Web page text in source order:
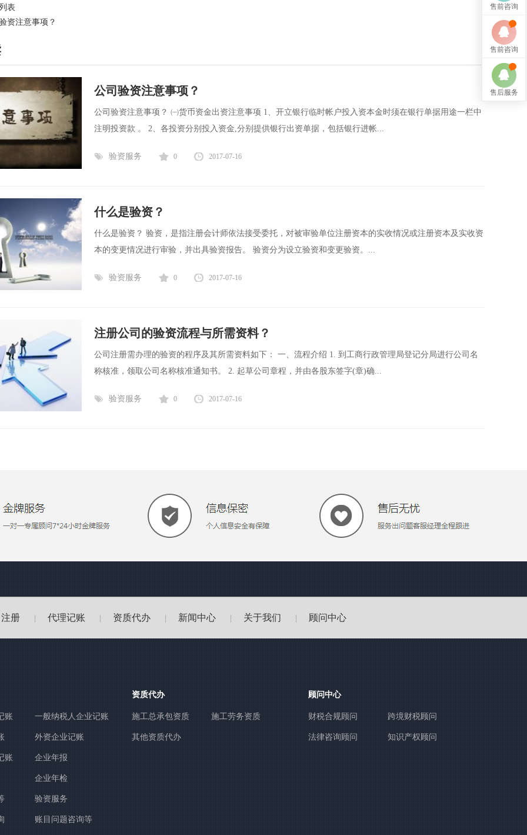
表
资注意事项？
公司验资注意事项？
公司验资注意事项？ ㈠货币资金出资注意事项 1、开立银行临时帐户投入资本金时须在银行单据用途一栏中
注明投资款 。 2、各投资分别投入资金,分别提供银行出资单据，包括银行进帐...
验资服务 0 2017-07-16
什么是验资？
什么是验资？ 验资，是指注册会计师依法接受委托，对被审验单位注册资本的实收情况或注册资本及实收资
本的变更情况进行审验，并出具验资报告。 验资分为设立验资和变更验资。...
验资服务 0 2017-07-16
注册公司的验资流程与所需资料？
公司注册需办理的验资的程序及其所需资料如下： 一、流程介绍 1. 到工商行政管理局登记分局进行公司名
称核准，领取公司名称核准通知书。 2. 起草公司章程，并由各股东签字(章)确...
验资服务 0 2017-07-16
册 代理记账 资质代办 新闻中心 关于我们 顾问中心
账 一般纳税人企业记账
外资企业记账
账 企业年报
企业年检
验资服务
账目问题咨询等
资质代办
施工总承包资质 施工劳务资质
其他资质代办
顾问中心
财税合规顾问 跨境财税顾问
法律咨询顾问 知识产权顾问
售前咨询
售前咨询
售后服务